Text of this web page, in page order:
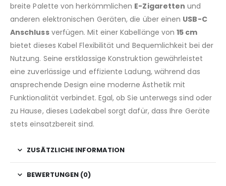
breite Palette von herkömmlichen E-Zigaretten und
anderen elektronischen Geräten, die über einen USB-C
Anschlussverfügen. Mit einer Kabellänge von15 cm
bietet dieses Kabel Flexibilität und Bequemlichkeit bei der
Nutzung. Seine erstklassige Konstruktion gewährleistet
eine zuverlässige und effiziente Ladung, während das
ansprechende Design eine moderne Ästhetik mit
Funktionalität verbindet. Egal, ob Sie unterwegs sind oder
zu Hause, dieses Ladekabel sorgt dafür, dass Ihre Geräte
stets einsatzbereit sind.
ZUSÄTZLICHE INFORMATION
BEWERTUNGEN (0)